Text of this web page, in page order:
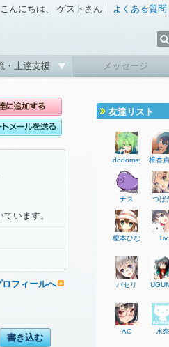
こんにちは、 ゲストさん よくある質問
・上達支援 メッセージ
います。
フィールへ
友達リスト
dodomayo 椎香
ナス つば
榎本ひな Tiv
パセリ
AC 水奈